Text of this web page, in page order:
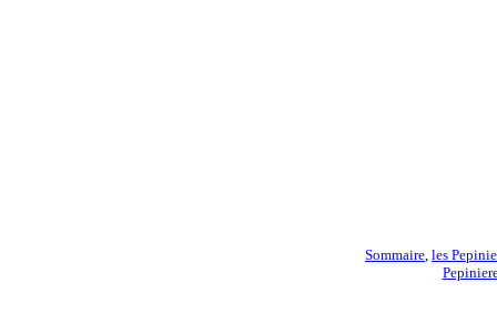
Sommaire, les